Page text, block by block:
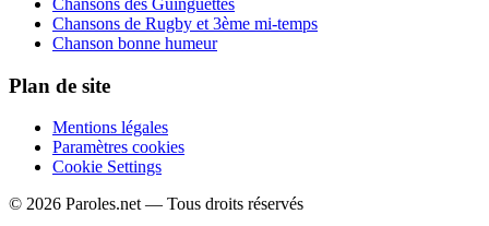
Chansons des Guinguettes
Chansons de Rugby et 3ème mi-temps
Chanson bonne humeur
Plan de site
Mentions légales
Paramètres cookies
Cookie Settings
© 2026 Paroles.net — Tous droits réservés